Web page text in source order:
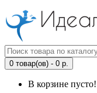
0 товар(ов) - 0 р.
В корзине пусто!